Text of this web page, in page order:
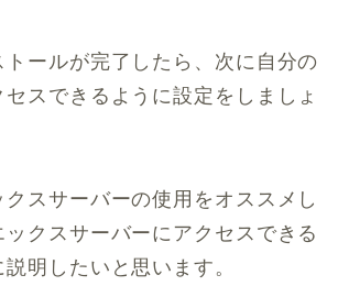
トールが完了したら、次に自分の
スできるように設定をしましょ
スサーバーの使用をオススメし
クスサーバーにアクセスできる
明したいと思います。